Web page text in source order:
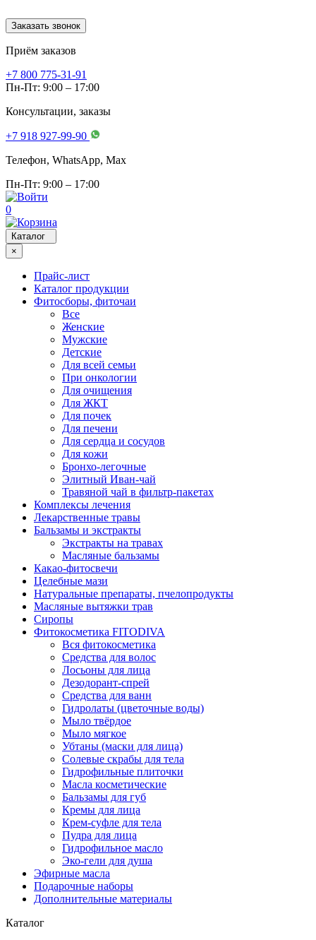
Заказать звонок
Приём заказов
+7 800 775-31-91
Пн-Пт: 9:00 – 17:00
Консультации, заказы
+7 918 927-99-90
Телефон, WhatsApp, Мах
Пн-Пт: 9:00 – 17:00
0
Каталог
×
Прайс-лист
Каталог продукции
Фитосборы, фиточаи
Все
Женские
Мужские
Детские
Для всей семьи
При онкологии
Для очищения
Для ЖКТ
Для почек
Для печени
Для сердца и сосудов
Для кожи
Бронхо-легочные
Элитный Иван-чай
Травяной чай в фильтр-пакетах
Комплексы лечения
Лекарственные травы
Бальзамы и экстракты
Экстракты на травах
Масляные бальзамы
Какао-фитосвечи
Целебные мази
Натуральные препараты, пчелопродукты
Масляные вытяжки трав
Сиропы
Фитокосметика FITODIVA
Вся фитокосметика
Средства для волос
Лосьоны для лица
Дезодорант-спрей
Средства для ванн
Гидролаты (цветочные воды)
Мыло твёрдое
Мыло мягкое
Убтаны (маски для лица)
Солевые скрабы для тела
Гидрофильные плиточки
Масла косметические
Бальзамы для губ
Кремы для лица
Крем-суфле для тела
Пудра для лица
Гидрофильное масло
Эко-гели для душа
Эфирные масла
Подарочные наборы
Дополнительные материалы
Каталог